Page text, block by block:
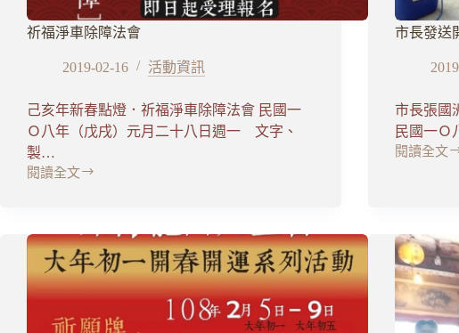
祈福淨車除障法會
2019-02-16 活動資訊
己亥年新春點燈．祈福淨車除障法會 民國一
Ｏ八年（戊戌）元月二十八日週一 文字、
製…
閱讀全文
祈
車
障
法
市長發送
市長張國
民國一
閱讀全文
市
開
運
金
幣